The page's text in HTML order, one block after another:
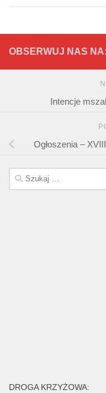
OBSERWUJ NAS NA:
Intencje
Ogłoszenia –
Szukaj:
DROGA KRZYŻOWA: